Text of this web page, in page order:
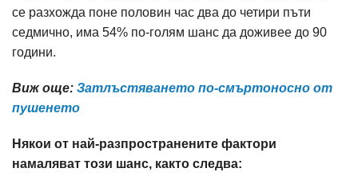
се разхожда поне половин час два до четири пъти
седмично, има 54% по-голям шанс да доживее до 90
години.
Виж още: Затлъстяването по-смъртоносно от
пушенето
Някои от най-разпространените фактори
намаляват този шанс, както следва: